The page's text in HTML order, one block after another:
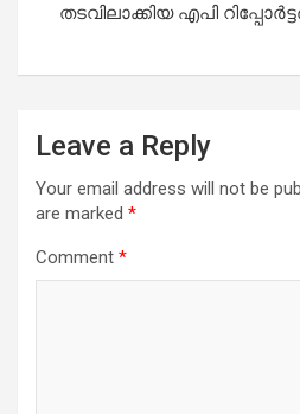
തടവിലാക്കിയ എപി
Leave a Reply
Your email address will not be
are marked *
Comment *